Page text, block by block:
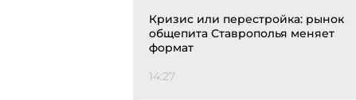
Кризис или перестройка: рынок
общепита Ставрополья меняет
формат
14:27